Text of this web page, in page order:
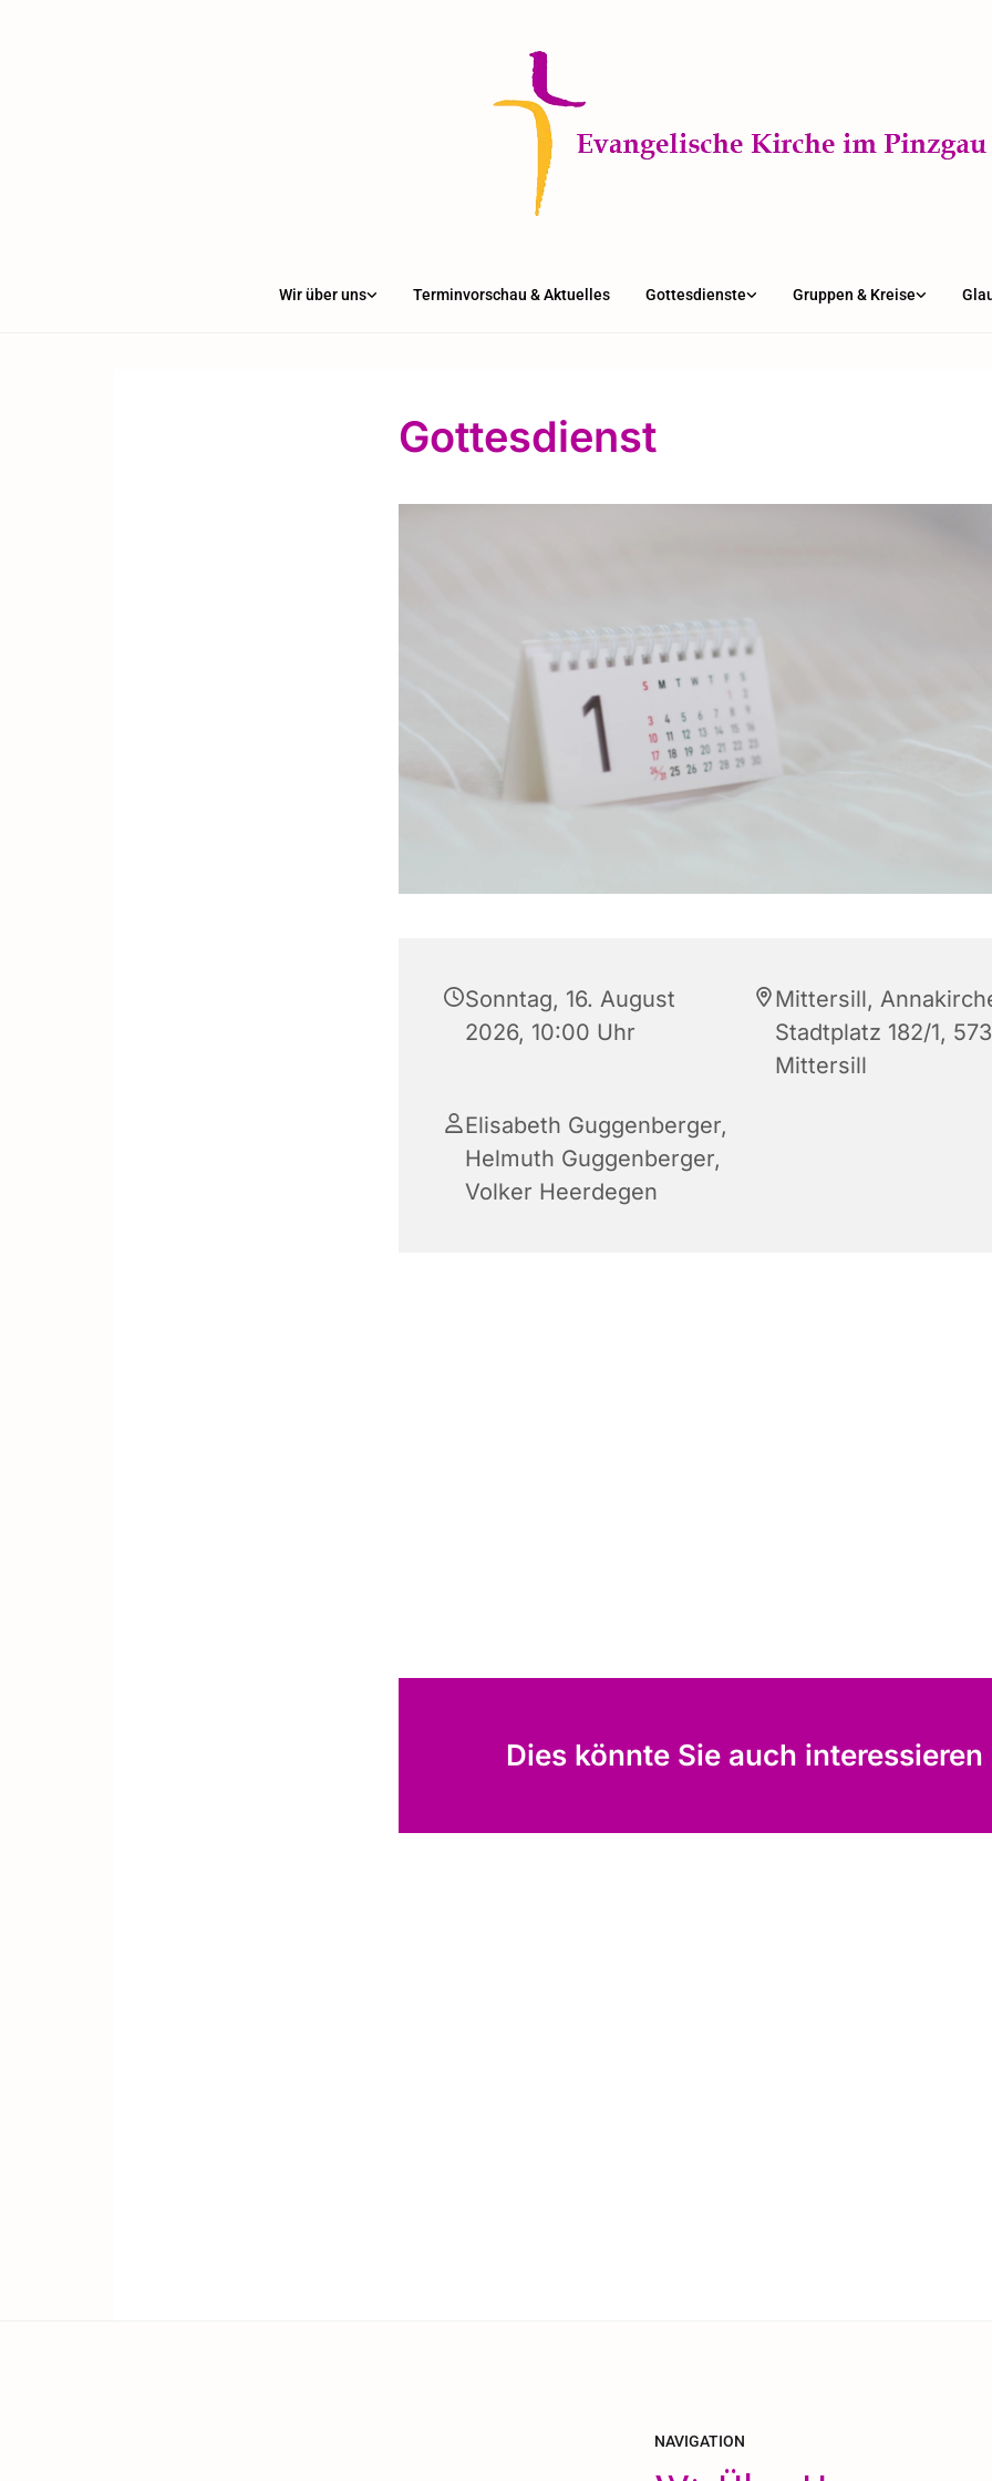
Wir über uns Terminvorschau & Aktuelles Gottesdienste Gruppen & Kreise
Gottesdienst
Sonntag, 16. August
2026, 10:00 Uhr
Mittersill,
Stadtplatz 182/1,
Mittersill
Elisabeth Guggenberger,
Helmuth Guggenberger,
Volker Heerdegen
Dies könnte Sie auch interessieren
NAVIGATION